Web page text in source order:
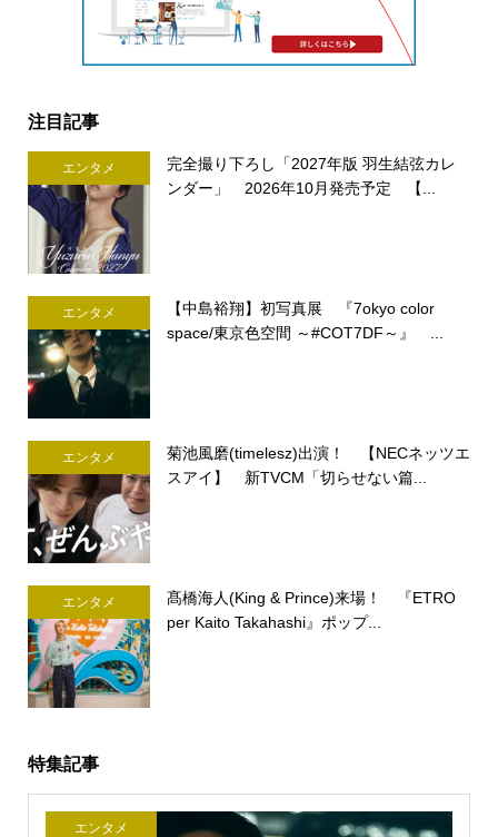
注目記事
エンタメ
完全撮り下ろし「2027年版 羽生結弦カレ
ンダー」 2026年10月発売予定 【...
エンタメ
【中島裕翔】初写真展 『7okyo color
space/東京色空間 ～#COT7DF～』 ...
エンタメ
菊池風磨(timelesz)出演！ 【NECネッツエ
スアイ】 新TVCM「切らせない篇...
エンタメ
髙橋海人(King & Prince)来場！ 『ETRO
per Kaito Takahashi』ポップ...
特集記事
エンタメ